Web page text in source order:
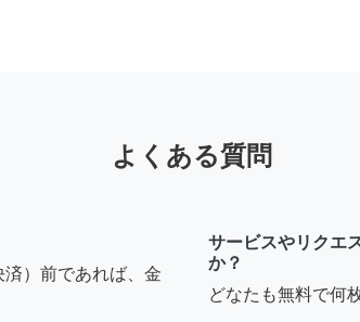
よくある質問
）前であれば、金
サービスやリクエ
か？
どなたも無料で何